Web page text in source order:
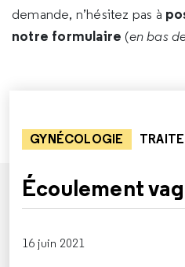
demande, n’hésitez pas à
notre formulaire (en bas
GYNÉCOLOGIE
Écoulement
16 juin 2021